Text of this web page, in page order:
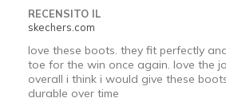
RECENSITO IL
skechers.com
love these boots. they fit perfectly
toe for the win once again. love the
overall i think i would give these
durable over time